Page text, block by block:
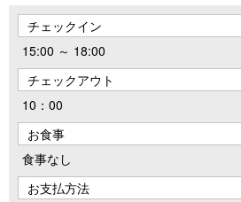
チェックイン
15:00 ～ 18:00
チェックアウト
10：00
お食事
食事なし
お支払方法